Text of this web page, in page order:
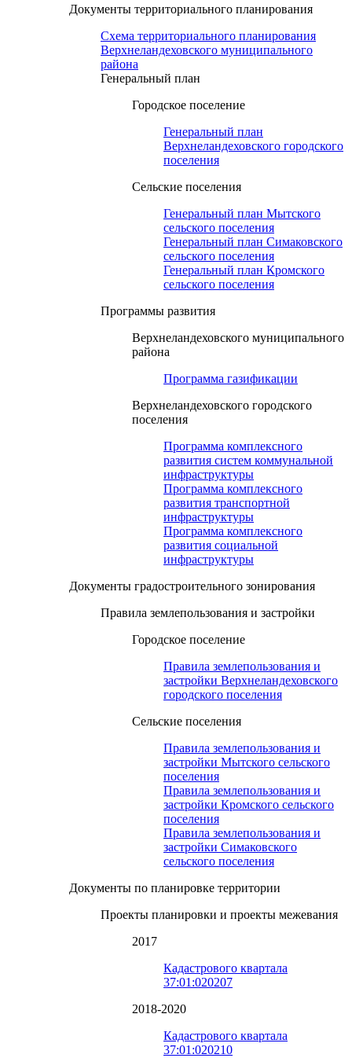
Документы территориального планирования
Схема территориального планирования
Верхнеландеховского муниципального
района
Генеральный план
Городское поселение
Генеральный план
Верхнеландеховского городского
поселения
Сельские поселения
Генеральный план Мытского
сельского поселения
Генеральный план Симаковского
сельского поселения
Генеральный план Кромского
сельского поселения
Программы развития
Верхнеландеховского муниципального
района
Программа газификации
Верхнеландеховского городского
поселения
Программа комплексного
развития систем коммунальной
инфраструктуры
Программа комплексного
развития транспортной
инфраструктуры
Программа комплексного
развития социальной
инфраструктуры
Документы градостроительного зонирования
Правила землепользования и застройки
Городское поселение
Правила землепользования и
застройки Верхнеландеховского
городского поселения
Сельские поселения
Правила землепользования и
застройки Мытского сельского
поселения
Правила землепользования и
застройки Кромского сельского
поселения
Правила землепользования и
застройки Симаковского
сельского поселения
Документы по планировке территории
Проекты планировки и проекты межевания
2017
Кадастрового квартала
37:01:020207
2018-2020
Кадастрового квартала
37:01:020210